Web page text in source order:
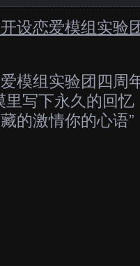
设恋爱模组实
模组实验团四周
里写下永久的回忆
的激情你的心语”